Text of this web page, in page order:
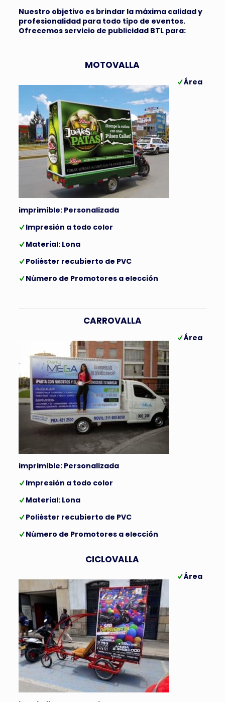
Nuestro objetivo es brindar la máxima calidad y
profesionalidad para todo tipo de eventos.
Ofrecemos servicio de publicidad BTL para:
MOTOVALLA
Área
imprimible: Personalizada
Impresión a todo color
Material: Lona
Poliéster recubierto de PVC
Número de Promotores a elección
CARROVALLA
Área
imprimible: Personalizada
Impresión a todo color
Material: Lona
Poliéster recubierto de PVC
Número de Promotores a elección
CICLOVALLA
Área